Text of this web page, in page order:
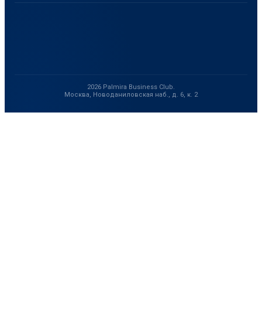
2026 Palmira Business Club.
Москва, Новоданиловская наб., д. 6, к. 2